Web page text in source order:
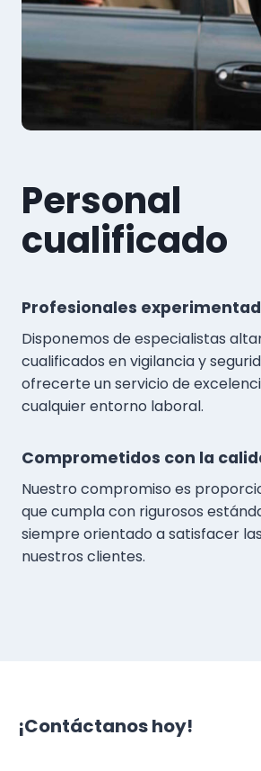
Personal
cualificado
Profesionales
Disponemos de especialistas
cualificados en vigilancia y
ofrecerte un servicio de
cualquier entorno laboral.
Comprometidos con la
Nuestro compromiso es
que cumpla con rigurosos
siempre orientado a satisfacer
nuestros clientes.
¡Contáctanos hoy!